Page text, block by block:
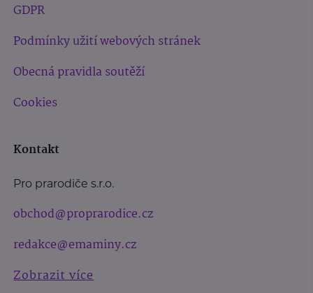
GDPR
Podmínky užití webových stránek
Obecná pravidla soutěží
Cookies
Kontakt
Pro prarodiče s.r.o.
obchod@proprarodice.cz
redakce@emaminy.cz
Zobrazit více